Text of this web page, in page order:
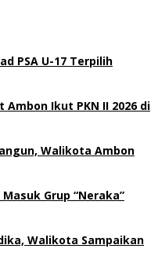
PSA U-17 Terpilih
Ambon Ikut PKN II 2026 di
Walikota Ambon
Grup “Neraka”
Walikota Sampaikan